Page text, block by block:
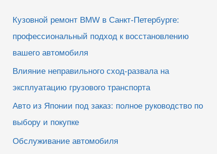
Кузовной ремонт BMW в Санкт-Петербурге:
профессиональный подход к восстановлению
вашего автомобиля
Влияние неправильного сход-развала на
эксплуатацию грузового транспорта
Авто из Японии под заказ: полное руководство по
выбору и покупке
Обслуживание автомобиля